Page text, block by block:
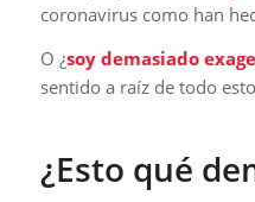
coronavirus como han
O ¿soy demasiado
sentido a raíz de todo
¿Esto qué